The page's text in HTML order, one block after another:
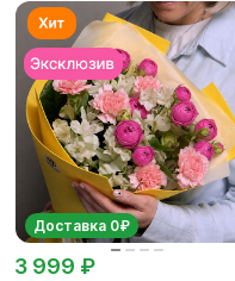
Доставка 0₽
3 999 ₽